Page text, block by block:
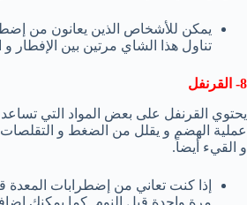
يمكن للأشخاص الذين يعانون من
تناول هذا الشاي مرتين بين
8- القرنفل
يحتوي القرنفل على بعض المواد التي
عملية الهضم و يقلل من الضغط و التقلصات
و القيء أيضاً.
مرة واحدة قبل النوم. كما يمكنك